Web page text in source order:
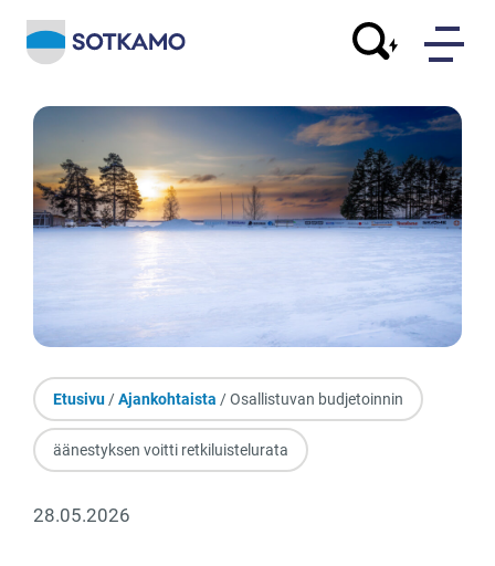
Etusivu /Ajankohtaista / Osallistuvan budjetoinnin
äänestyksen voitti retkiluistelurata
28.05.2026